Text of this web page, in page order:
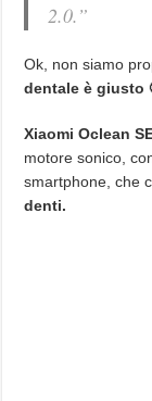
2.0.”
Ok, non siamo
dentale è giusto
Xiaomi Oclean
motore sonico,
smartphone, che c
denti.